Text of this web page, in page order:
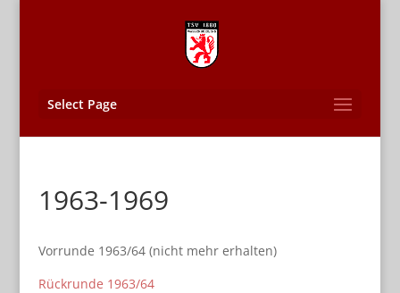
Select Page
1963-1969
Vorrunde 1963/64 (nicht mehr erhalten)
Rückrunde 1963/64